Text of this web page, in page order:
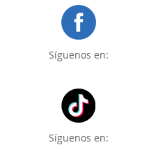
Síguenos en:
Síguenos en: